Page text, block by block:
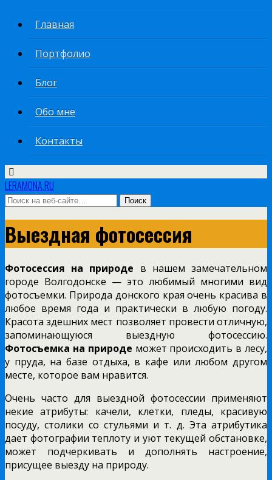
Главная
Портфолио
Блог
Обо мне
Контакты
LERAMONA.RU
Выездная фотосессия
Фотосессия на природе в нашем замечательном
городе Волгодонске — это любимый многими вид
фотосъемки. Природа донского края очень красива в
любое время года и практически в любую погоду.
Красота здешних мест позволяет провести отличную,
запоминающуюся выездную фотосессию.
Фотосъемка на природе может происходить в лесу,
у пруда, на базе отдыха, в кафе или любом другом
месте, которое вам нравится.
Очень часто для выездной фотосессии применяют
некие атрибуты: качели, клетки, пледы, красивую
посуду, столики со стульями и т. д. Эта атрибутика
дает фотографии теплоту и уют текущей обстановке,
может подчеркивать и дополнять настроение,
присущее выезду на природу.